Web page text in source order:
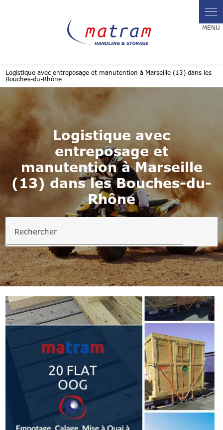
Logistique avec entreposage et manutention à Marseille (13) dans les
Bouches-du-Rhône
Logistique avec
entreposage et
manutention à Marseille
(13) dans les Bouches-du-
Rhône
Rechercher